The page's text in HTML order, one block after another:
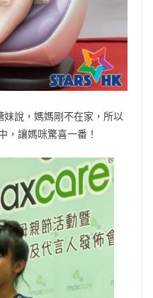
說，媽媽剛不在家，所以
，讓媽咪驚喜一番！